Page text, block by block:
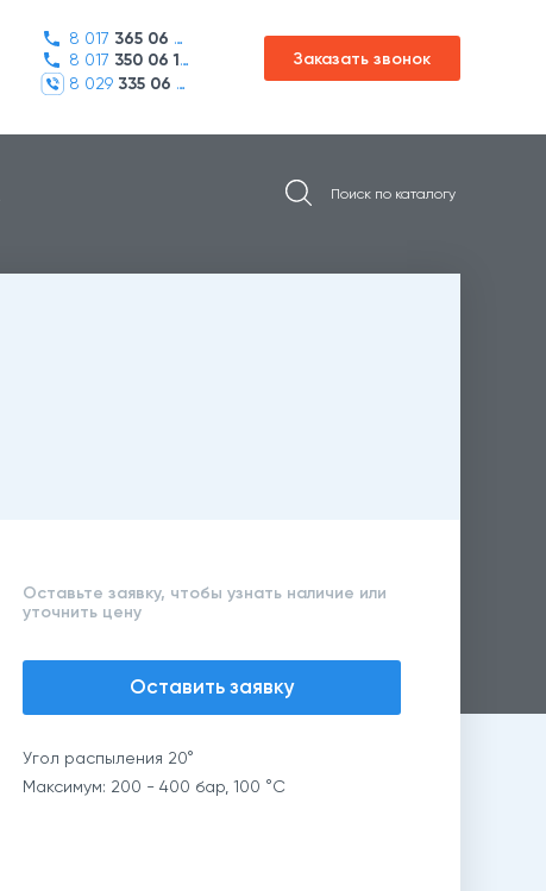
8 017 365 06 45
8 017 350 06 16
8 029 335 06 01
Заказать звонок
Оставьте заявку, чтобы узнать наличие или
уточнить цену
Оставить заявку
Угол распыления 20°
Максимум: 200 - 400 бар, 100 °C